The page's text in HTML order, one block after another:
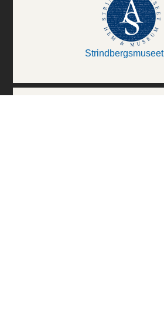
Strindbergsmuseet